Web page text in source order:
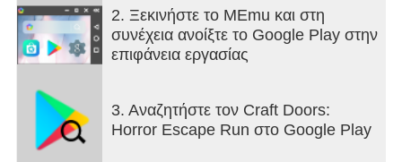
2. Ξεκινήστε το MEmu και στη
συνέχεια ανοίξτε το Google Play στην
επιφάνεια εργασίας
3. Αναζητήστε τον Craft Doors:
Horror Escape Run στο Google Play